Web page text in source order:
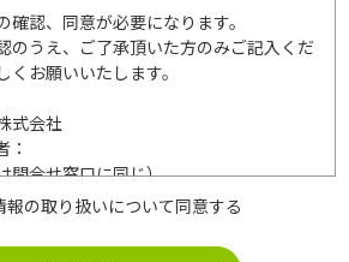
認、同意が必要になります。
のうえ、ご了承頂いた方のみご記入くだ
お願いいたします。
式会社
：
問合せ窓口に同じ）
は、次の利用目的達成の範囲内において
報の取り扱いについて同意する